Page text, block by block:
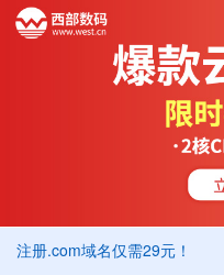
注册.com域名仅需29元！